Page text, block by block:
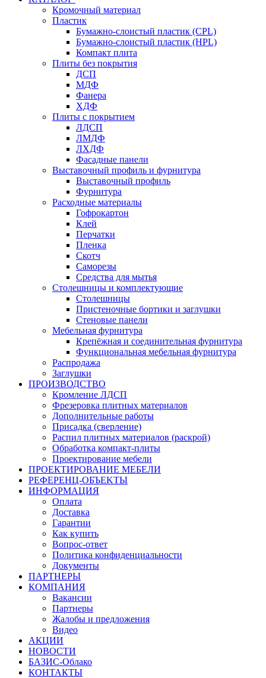
Кромочный материал
Пластик
Бумажно-слоистый пластик (CPL)
Бумажно-слоистый пластик (HPL)
Компакт плита
Плиты без покрытия
ДСП
МДФ
Фанера
ХДФ
Плиты с покрытием
ЛДСП
ЛМДФ
ЛХДФ
Фасадные панели
Выставочный профиль и фурнитура
Выставочный профиль
Фурнитура
Расходные материалы
Гофрокартон
Клей
Перчатки
Пленка
Скотч
Саморезы
Средства для мытья
Столешницы и комплектующие
Столешницы
Пристеночные бортики и заглушки
Стеновые панели
Мебельная фурнитура
Крепёжная и соединительная фурнитура
Функциональная мебельная фурнитура
Распродажа
Заглушки
ПРОИЗВОДСТВО
Кромление ЛДСП
Фрезеровка плитных материалов
Дополнительные работы
Присадка (сверление)
Распил плитных материалов (раскрой)
Обработка компакт-плиты
Проектирование мебели
ПРОЕКТИРОВАНИЕ МЕБЕЛИ
РЕФЕРЕНЦ-ОБЪЕKТЫ
ИНФОРМАЦИЯ
Оплата
Доставка
Гарантии
Как купить
Вопрос-ответ
Политика конфиденциальности
Документы
ПАРТНЕРЫ
КОМПАНИЯ
Вакансии
Партнеры
Жалобы и предложения
Видео
АКЦИИ
НОВОСТИ
БАЗИС-Облако
КОНТАКТЫ